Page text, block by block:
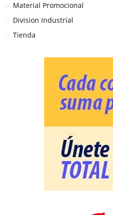
Material Promocional
Division Industrial
Tienda